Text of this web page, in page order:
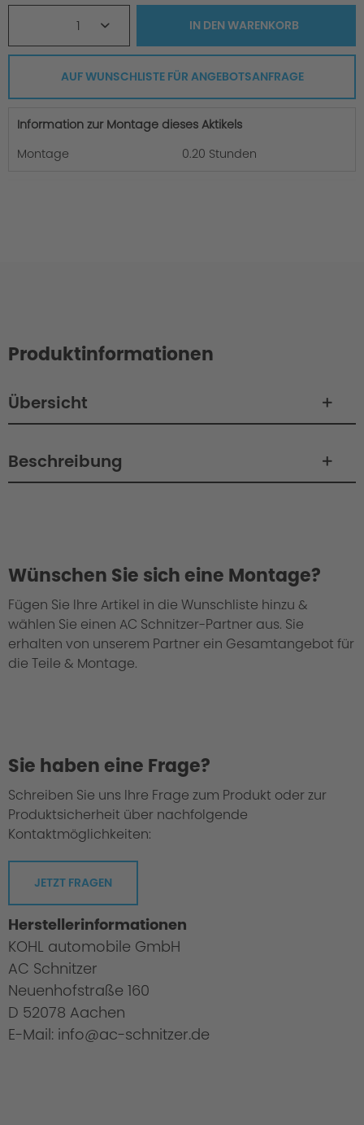
1 IN DENWARENKORB
AUF WUNSCHLISTE FÜR ANGEBOTSANFRAGE
Information zur Montage dieses Aktikels
Montage
0.20 Stunden
Produktinformationen
Übersicht
Beschreibung
Wünschen Sie sich eine Montage?
Fügen Sie Ihre Artikel in die Wunschliste hinzu &
wählen Sie einen AC Schnitzer-Partner aus. Sie
erhalten von unserem Partner ein Gesamtangebot für
die Teile & Montage.
Sie haben eine Frage?
Schreiben Sie uns Ihre Frage zum Produkt oder zur
Produktsicherheit über nachfolgende
Kontaktmöglichkeiten:
JETZT FRAGEN
Herstellerinformationen
KOHL automobile GmbH
AC Schnitzer
Neuenhofstraße 160
D 52078 Aachen
E-Mail: info@ac-schnitzer.de